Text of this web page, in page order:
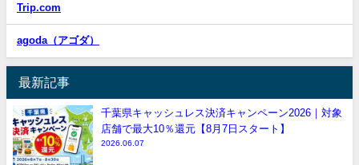
Trip.com
agoda（アゴダ）
最新記事
千葉県キャッシュレス決済キャンペーン2026｜対象
店舗で最大10％還元【8月7日スタート】
2026.06.07